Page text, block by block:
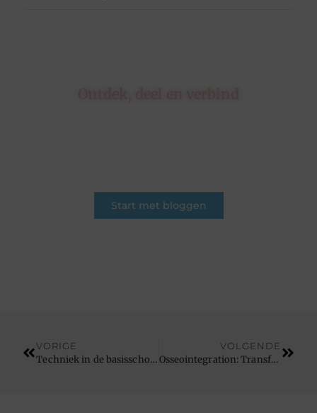
Start met bloggen
VORIGE
Techniek in de basisschool, maak er een activiteitendag van!
VOLGENDE
Osseointegration: Transforming Lives with Improved Prosthetic Comfort and Functionality